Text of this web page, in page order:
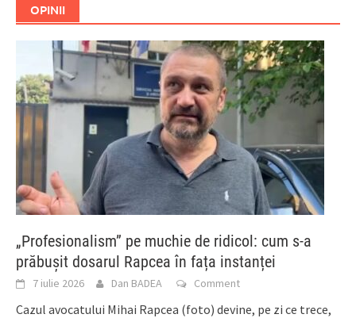
OPINII
„Profesionalism” pe muchie de ridicol: cum s-a
prăbușit dosarul Rapcea în fața instanței
7 iulie 2026 Dan BADEA Comment
Cazul avocatului Mihai Rapcea (foto) devine, pe zi ce trece,